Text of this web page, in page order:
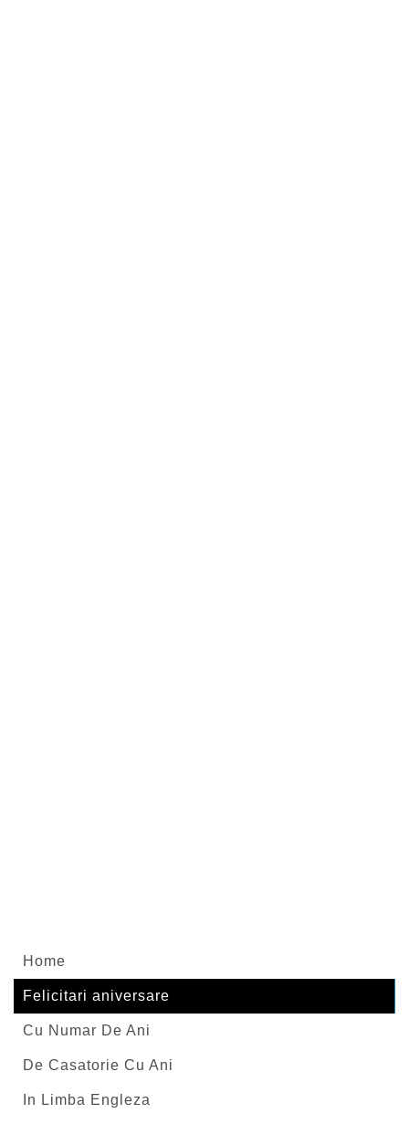
Home
Felicitari aniversare
Cu Numar De Ani
De Casatorie Cu Ani
In Limba Engleza